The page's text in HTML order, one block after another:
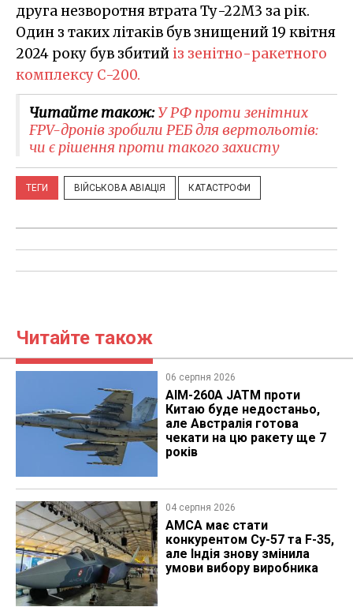
друга незворотня втрата Ту-22М3 за рік.
Один з таких літаків був знищений 19 квітня
2024 року був збитий із зенітно-ракетного
комплексу С-200.
Читайте також:У РФ проти зенітних
FPV-дронів зробили РЕБ для вертольотів:
чи є рішення проти такого захисту
ТЕГИ ВІЙСЬКОВА АВІАЦІЯ КАТАСТРОФИ
Читайте також
06 серпня 2026
AIM-260A JATM проти
Китаю буде недостаньо,
але Австралія готова
чекати на цю ракету ще 7
років
04 серпня 2026
AMCA має стати
конкурентом Су-57 та F-35,
але Індія знову змінила
умови вибору виробника